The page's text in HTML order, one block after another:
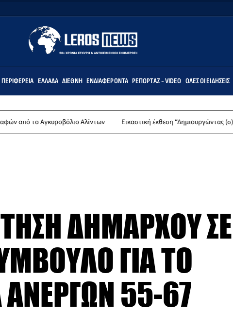
ΠΕΡΙΦΈΡΕΙΑ ΕΛΛΆΔΑ ΔΙΕΘΝΉ ΕΝΔΙΑΦΈΡΟΝΤΑ ΡΕΠΟΡΤΆΖ - VIDEO ΌΛΕΣ ΟΙ ΕΙΔΉΣΕΙΣ
Αλίντων Εικαστική έκθεση “Δημιουργώντας (σ)την Λέρο”
ΔΗΜΑΡΧΟΥ ΣΕ
ΓΙΑ ΤΟ
55-67